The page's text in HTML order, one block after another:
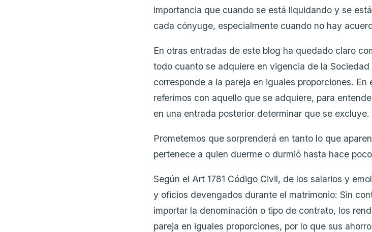
importancia que cuando se está liquidando y se
cada cónyuge, especialmente cuando no hay
En otras entradas de este blog ha quedado claro
todo cuanto se adquiere en vigencia de la
corresponde a la pareja en iguales proporciones.
referimos con aquello que se adquiere, para
en una entrada posterior determinar que se excluye.
Prometemos que sorprenderá en tanto lo que
pertenece a quien duerme o durmió hasta hace
Según el Art 1781 Código Civil, de los salarios y
y oficios devengados durante el matrimonio: Sin
importar la denominación o tipo de contrato, los
pareja en iguales proporciones, por lo que sus